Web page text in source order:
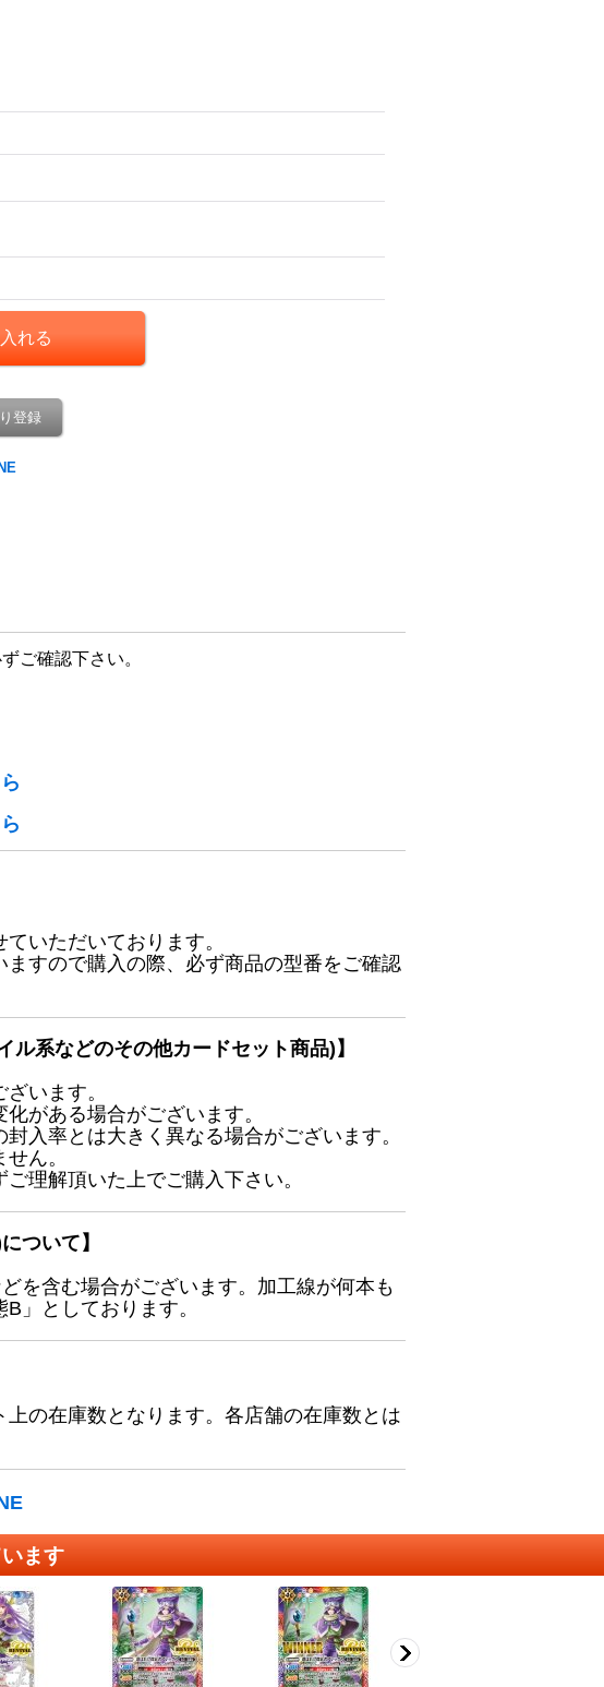
登録
ご確認下さい。
いただいております。
すので購入の際、必ず商品の型番をご確認
ル系などのその他カードセット商品)】
います。
がある場合がございます。
入率とは大きく異なる場合がございます。
ん。
理解頂いた上でご購入下さい。
ついて】
を含む場合がございます。加工線が何本も
」としております。
の在庫数となります。各店舗の在庫数とは
ます